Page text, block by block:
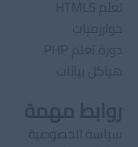
تعلم HTML5
خوارزميات
دورة تعلم PHP
هياكل بيانات
روابط مهمة
سياسة الخصوصية